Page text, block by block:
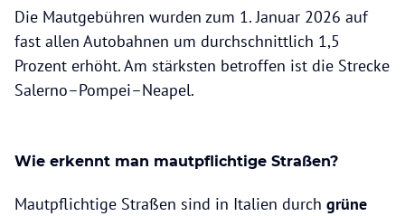
Die Mautgebühren wurden zum 1. Januar 2026 auf
fast allen Autobahnen um durchschnittlich 1,5
Prozent erhöht. Am stärksten betroffen ist die Strecke
Salerno–Pompei–Neapel.
Wie erkennt man mautpflichtige Straßen?
Mautpflichtige Straßen sind in Italien durch grüne